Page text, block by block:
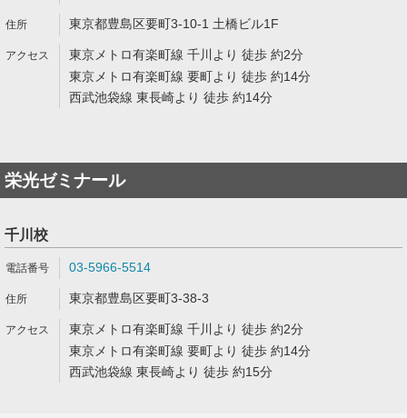
東京都豊島区要町3-10-1 土橋ビル1F
東京メトロ有楽町線 千川より 徒歩 約2分
東京メトロ有楽町線 要町より 徒歩 約14分
西武池袋線 東長崎より 徒歩 約14分
栄光ゼミナール
千川校
03-5966-5514
東京都豊島区要町3-38-3
東京メトロ有楽町線 千川より 徒歩 約2分
東京メトロ有楽町線 要町より 徒歩 約14分
西武池袋線 東長崎より 徒歩 約15分